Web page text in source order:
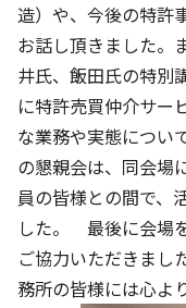
造）や、今後の特許
お話し頂きました。
井氏、飯田氏の特別
に特許売買仲介サー
な業務や実態につい
の懇親会は、同会場
員の皆様との間で、
した。 最後に会場
ご協力いただきまし
務所の皆様には心よ